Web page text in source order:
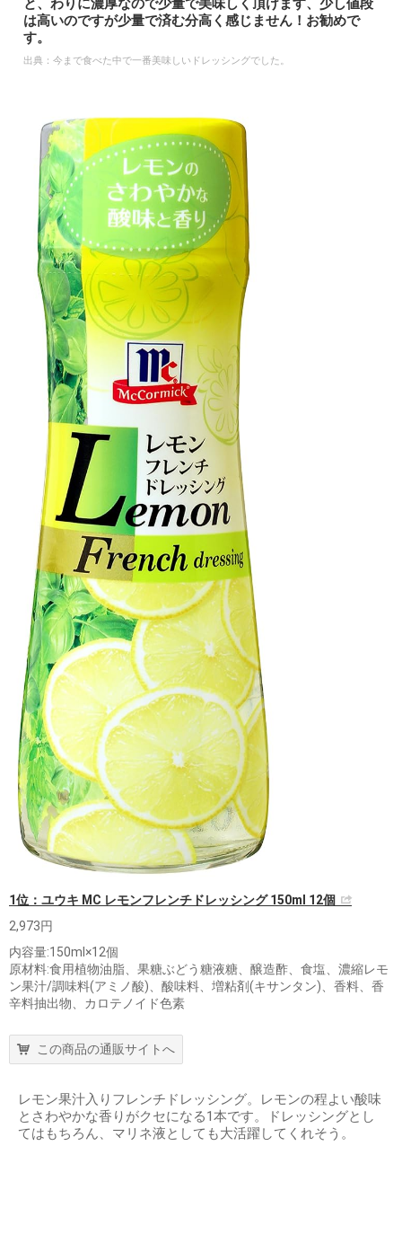
と、わりに濃厚なので少量で美味しく頂けます、少し値段
は高いのですが少量で済む分高く感じません！お勧めで
す。
出典： 今まで食べた中で一番美味しいドレッシングでした。
1位：ユウキ MC レモンフレンチドレッシング 150ml 12個
2,973円
内容量:150ml×12個
原材料:食用植物油脂、果糖ぶどう糖液糖、醸造酢、食塩、濃縮レモ
ン果汁/調味料(アミノ酸)、酸味料、増粘剤(キサンタン)、香料、香
辛料抽出物、カロテノイド色素
この商品の通販サイトへ
レモン果汁入りフレンチドレッシング。レモンの程よい酸味
とさわやかな香りがクセになる1本です。ドレッシングとし
てはもちろん、マリネ液としても大活躍してくれそう。